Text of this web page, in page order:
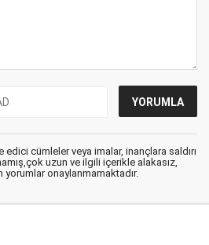
edici cümleler veya imalar, inançlara saldırı
uzun ve ilgili içerikle alakasız,
yorumlar onaylanmamaktadır.